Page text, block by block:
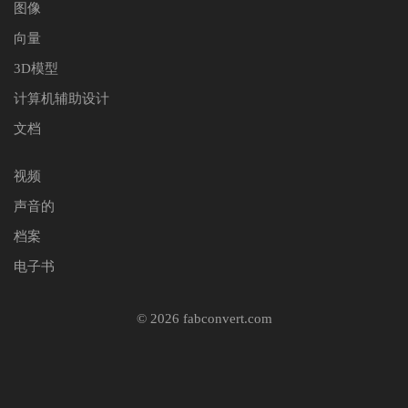
图像
向量
3D模型
计算机辅助设计
文档
视频
声音的
档案
电子书
© 2026 fabconvert.com